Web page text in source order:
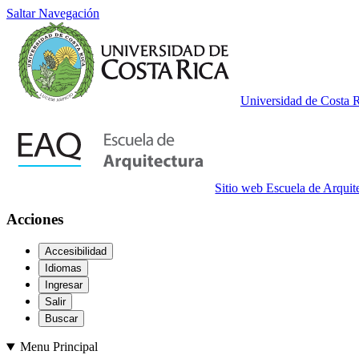
Saltar Navegación
Universidad de Costa
Sitio web Escuela de
Acciones
Accesibilidad
Idiomas
Ingresar
Salir
Buscar
Menu Principal